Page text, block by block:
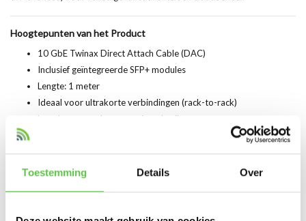
Toestemming Details Over
Hoogtepunten van het Product
10 GbE Twinax Direct Attach Cable (DAC)
Inclusief geïntegreerde SFP+ modules
Lengte: 1 meter
Ideaal voor ultrakorte verbindingen (rack-to-rack)
Lage latency en laag energieverbruik
Plug-and-play installatie
Compatibel met Cisco Meraki switches